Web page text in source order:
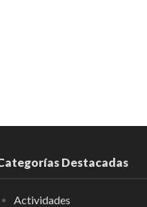
Destacadas
Actividades